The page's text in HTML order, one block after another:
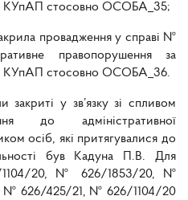
КУпАП стосовно ОСОБА_35;
провадження у справі №
правопорушення за
КУпАП стосовно ОСОБА_36.
закриті у зв’язку зі спливом
до адміністративної
осіб, які притягувалися до
був Кадуна П.В. Для
1104/20, № 626/1853/20, №
№ 626/425/21, № 626/1104/20